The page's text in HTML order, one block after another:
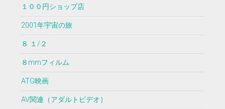
１００円ショップ店
2001年宇宙の旅
８ １/２
８mmフィルム
ATG映画
AV関連（アダルトビデオ）